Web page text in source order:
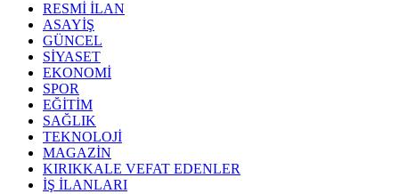
RESMİ İLAN
ASAYİŞ
GÜNCEL
SİYASET
EKONOMİ
SPOR
EĞİTİM
SAĞLIK
TEKNOLOJİ
MAGAZİN
KIRIKKALE VEFAT EDENLER
İŞ İLANLARI